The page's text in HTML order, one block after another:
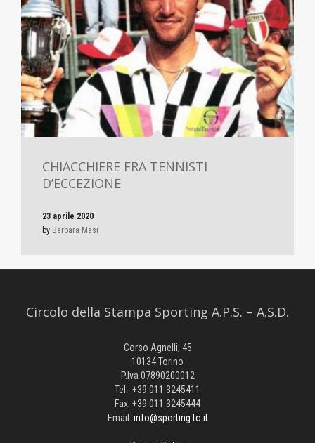
CHIACCHIERE FRA TENNISTI
D’ECCEZIONE
23 aprile 2020
by Barbara Masi
Circolo della Stampa Sporting A.P.S. – A.S.D.
Corso Agnelli, 45
10134 Torino
P.Iva 07890200012
Tel.: +39.011.3245411
Fax: +39.011.3245444
Email: info@sporting.to.it